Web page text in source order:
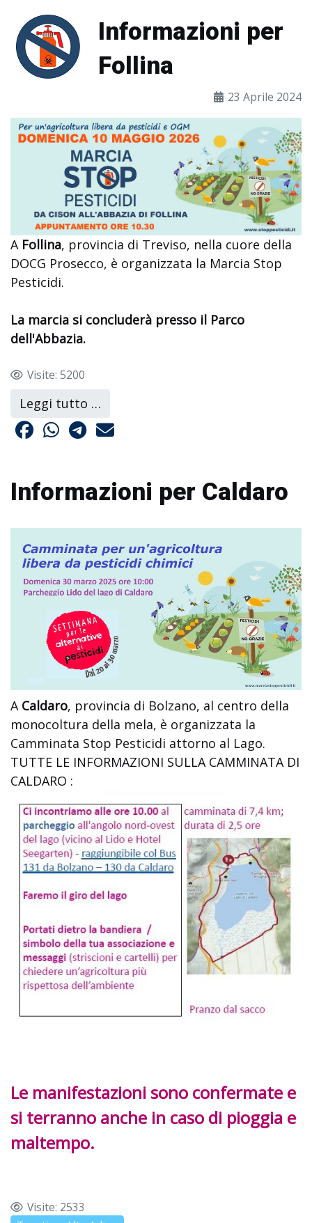
Informazioni per
Follina
23 Aprile 2024
A Follina, provincia di Treviso, nella cuore della
DOCG Prosecco, è organizzata la Marcia Stop
Pesticidi.
La marcia si concluderà presso il Parco
dell'Abbazia.
Visite: 5200
Leggi tutto …
Informazioni per Caldaro
A Caldaro, provincia di Bolzano, al centro della
monocoltura della mela, è organizzata la
Camminata Stop Pesticidi attorno al Lago.
TUTTE LE INFORMAZIONI SULLA CAMMINATA DI
CALDARO :
Le manifestazioni sono confermate e
si terranno anche in caso di pioggia e
maltempo.
Visite: 2533